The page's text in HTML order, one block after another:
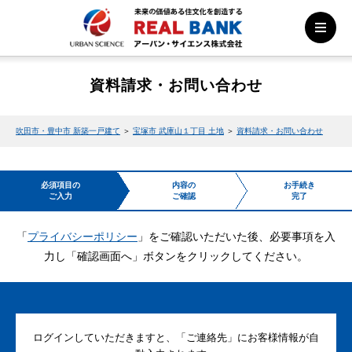
資料請求・お問い合わせ
吹田市・豊中市 新築一戸建て ＞ 宝塚市 武庫山１丁目 土地 ＞ 資料請求・お問い合わせ
必須項目の
ご入力
内容の
ご確認
お手続き
完了
「プライバシーポリシー 」をご確認いただいた後、必要事項を入
力し「確認画面へ」ボタンをクリックしてください。
ログインしていただきますと、「ご連絡先」にお客様情報が自